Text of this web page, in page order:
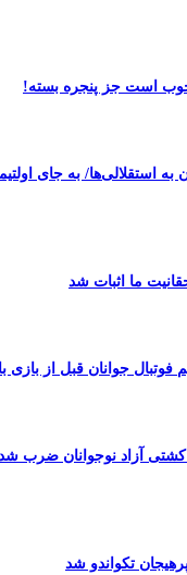
خوب است جز پنجره بسته!
به استقلالی‌ها/ به جای
ما اثبات شد
فوتبال جوانان قبل از بازی
کشتی آزاد نوجوانان ضرب
تکواندو شد